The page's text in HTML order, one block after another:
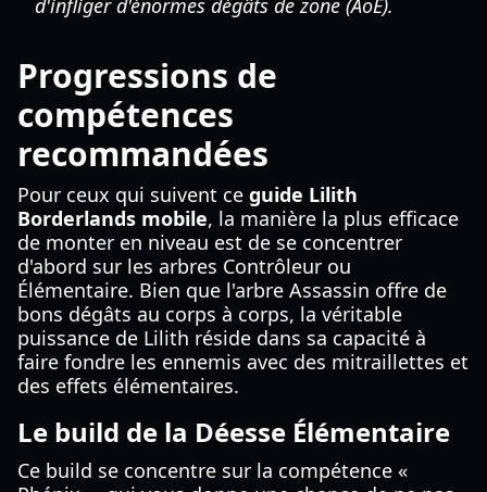
d'infliger d'énormes dégâts de zone (AoE).
Progressions de
compétences
recommandées
Pour ceux qui suivent ce guide Lilith
Borderlands mobile, la manière la plus efficace
de monter en niveau est de se concentrer
d'abord sur les arbres Contrôleur ou
Élémentaire. Bien que l'arbre Assassin offre de
bons dégâts au corps à corps, la véritable
puissance de Lilith réside dans sa capacité à
faire fondre les ennemis avec des mitraillettes et
des effets élémentaires.
Le build de la Déesse Élémentaire
Ce build se concentre sur la compétence «